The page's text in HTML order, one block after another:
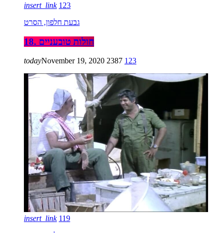
insert_link 123
גבעת חלפון, הסרט
18. חולות טובעניים
todayNovember 19, 2020 2387 123
insert_link 119